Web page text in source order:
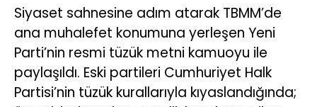
Siyaset sahnesine adım atarak TBMM’de
ana muhalefet konumuna yerleşen Yeni
Parti’nin resmi tüzük metni kamuoyu ile
paylaşıldı. Eski partileri Cumhuriyet Halk
Partisi’nin tüzük kurallarıyla kıyaslandığında;